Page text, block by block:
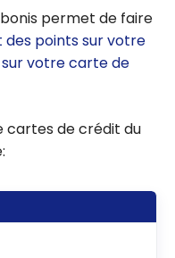
permet de faire
des points sur votre
votre carte de
cartes de crédit du